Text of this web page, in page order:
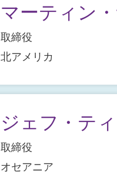
マーティン
取締役
北アメリカ
ジェフ・テ
取締役
オセアニア